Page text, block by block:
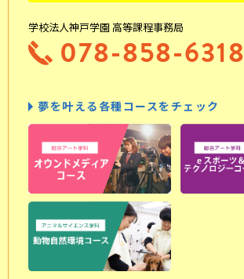
学校法人神戸学園 高等課程事務局
078-858-6318
夢を叶える各種コースをチェック